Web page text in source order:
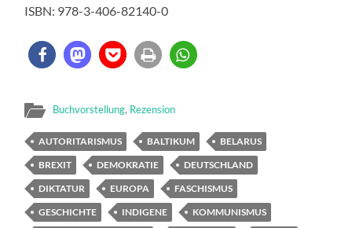
ISBN: 978-3-406-82140-0
Buchvorstellung, Rezension
AUTORITARISMUS BALTIKUM
BELARUS
BREXIT
DEMOKRATIE
DEUTSCHLAND
DIKTATUR
EUROPA
FASCHISMUS
GESCHICHTE
INDIGENE
KOMMUNISMUS